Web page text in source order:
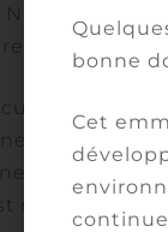
et
ou
forme de «
ressortie
bonne
Cet